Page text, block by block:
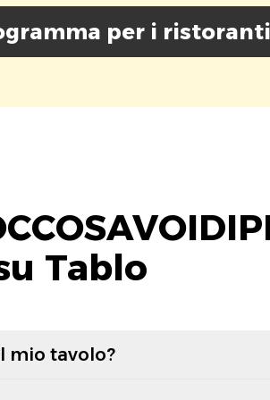
per i ristoranti
Tablo
mio tavolo?